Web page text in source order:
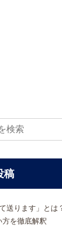
稿
送ります」と
方を徹底解釈